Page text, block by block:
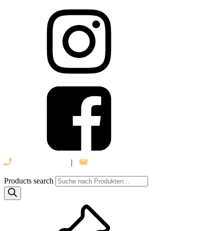
|
Products search